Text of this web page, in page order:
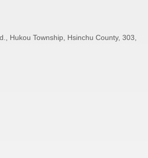
Hukou Township, Hsinchu County, 303,